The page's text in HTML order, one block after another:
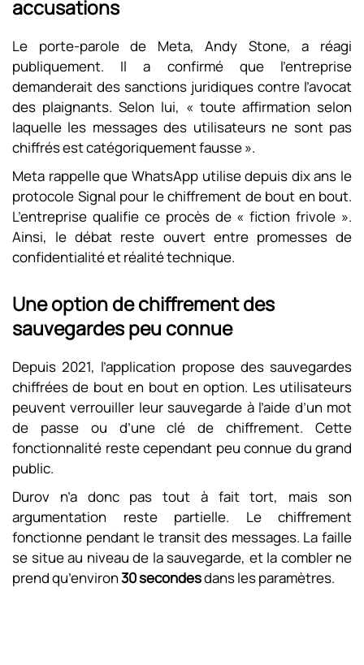
accusations
Le porte-parole de Meta, Andy Stone, a réagi
publiquement. Il a confirmé que l’entreprise
demanderait des sanctions juridiques contre l’avocat
des plaignants. Selon lui, « toute affirmation selon
laquelle les messages des utilisateurs ne sont pas
chiffrés est catégoriquement fausse ».
Meta rappelle que WhatsApp utilise depuis dix ans le
protocole Signal pour le chiffrement de bout en bout.
L’entreprise qualifie ce procès de « fiction frivole ».
Ainsi, le débat reste ouvert entre promesses de
confidentialité et réalité technique.
Une option de chiffrement des
sauvegardes peu connue
Depuis 2021, l’application propose des sauvegardes
chiffrées de bout en bout en option. Les utilisateurs
peuvent verrouiller leur sauvegarde à l’aide d’un mot
de passe ou d’une clé de chiffrement. Cette
fonctionnalité reste cependant peu connue du grand
public.
Durov n’a donc pas tout à fait tort, mais son
argumentation reste partielle. Le chiffrement
fonctionne pendant le transit des messages. La faille
se situe au niveau de la sauvegarde, et la combler ne
prend qu’environ30 secondesdans les paramètres.